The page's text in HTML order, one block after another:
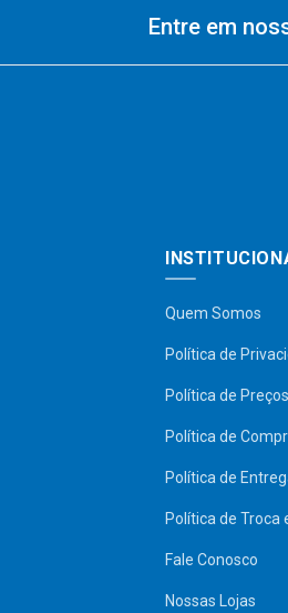
Entre em
Quem Somos
Política de
Política de
Política de
Política de
Política de Troca
Fale Conosco
Nossas Lojas